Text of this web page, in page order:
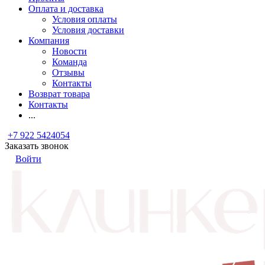
Оплата и доставка
Условия оплаты
Условия доставки
Компания
Новости
Команда
Отзывы
Контакты
Возврат товара
Контакты
...
+7 922 5424054
Заказать звонок
Войти